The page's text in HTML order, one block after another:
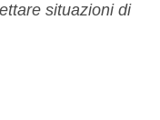
situazioni di